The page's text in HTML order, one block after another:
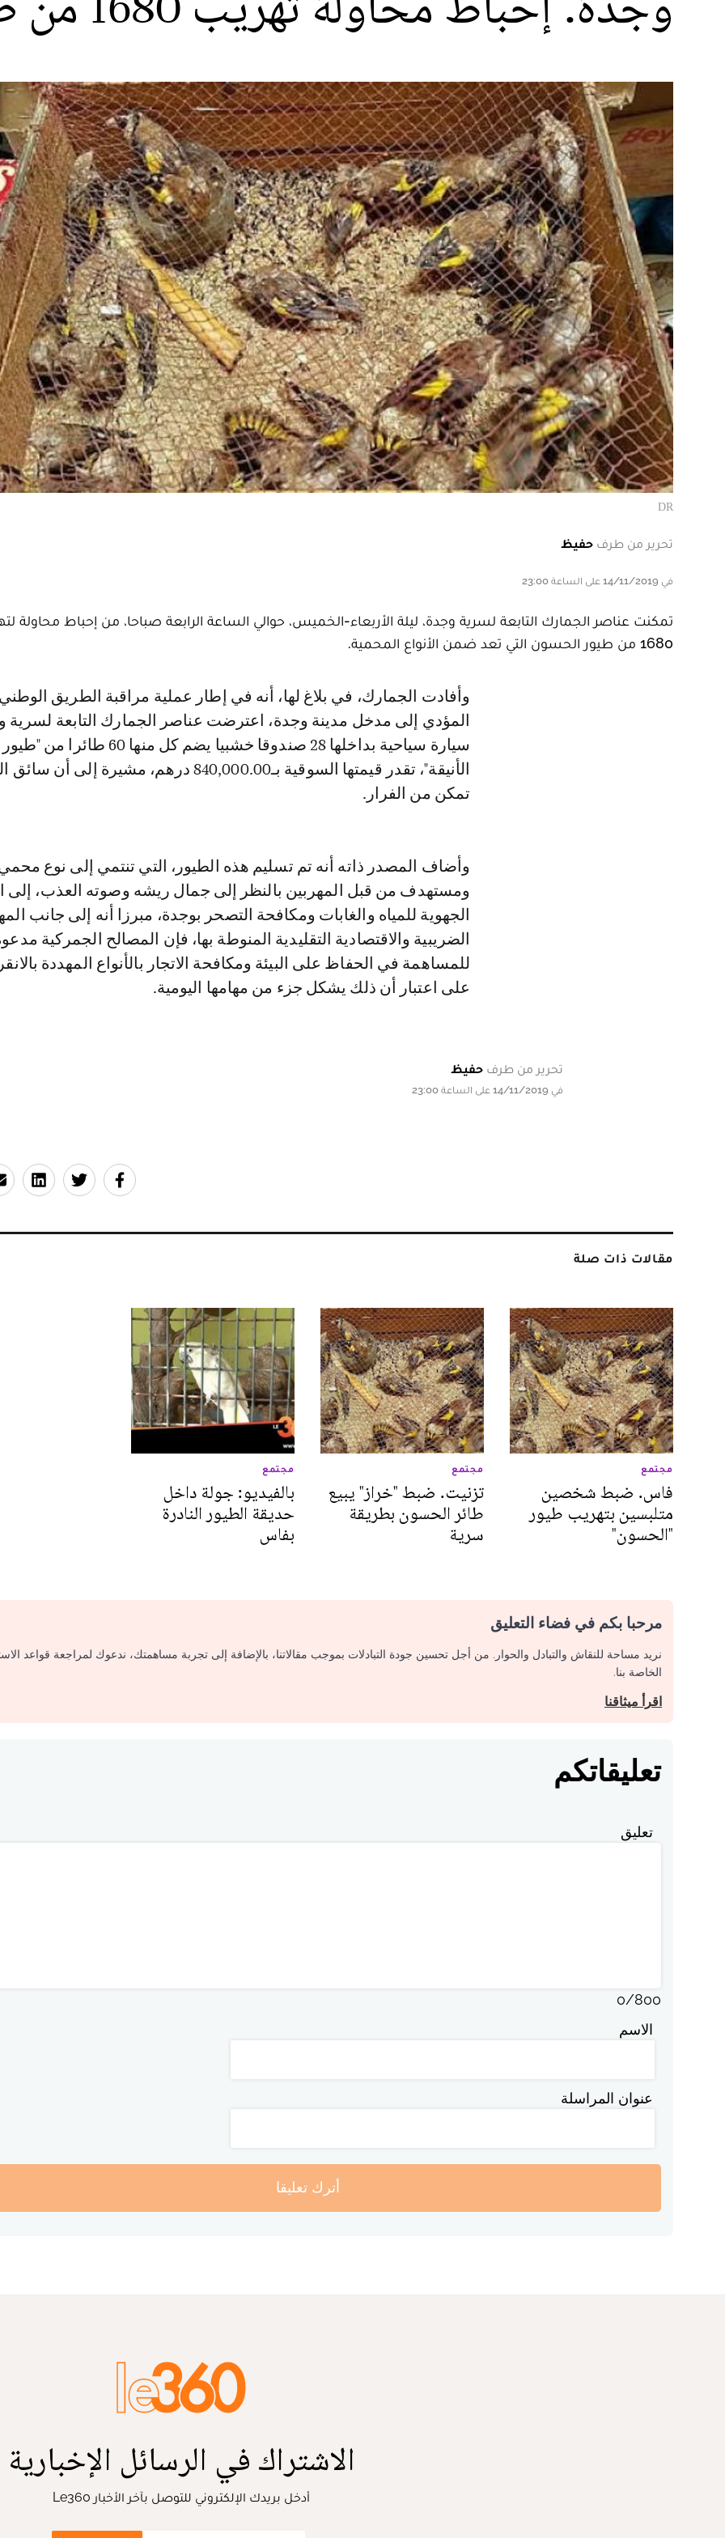
DR
تحرير من طرف حفيظ
في 14/11/2019 على الساعة 23:00
تمكنت عناصر الجمارك التابعة لسرية وجدة، ليلة الأربعاء-الخميس، حوالي الساعة الرابعة صباحا، من إحباط محاولة
1680 من طيور الحسون التي تعد ضمن الأنواع المحمية.
وأفادت الجمارك، في بلاغ لها، أنه في إطار عملية مراقبة الطريق الوطني رقم 6
المؤدي إلى مدخل مدينة وجدة، اعترضت عناصر الجمارك التابعة لسرية
سيارة سياحية بداخلها 28 صندوقا خشبيا يضم كل
الأنيقة"، تقدر قيمتها السوقية بـ840,000.00 درهم، مشيرة إلى
تمكن من الفرار.
وأضاف المصدر ذاته أنه تم تسليم هذه الطيور، التي تنتمي إلى نوع
ومستهدف من قبل المهربين بالنظر إلى جمال ريشه وصوته العذب، إلى
الجهوية للمياه والغابات ومكافحة التصحر بوجدة، مبرزا أنه إلى جانب
الضريبية والاقتصادية التقليدية المنوطة بها، فإن المصالح الجمركية
للمساهمة في الحفاظ على البيئة ومكافحة الاتجار بالأنواع المهددة
على اعتبار أن ذلك يشكل جزء من مهامها اليومية.
تحرير من طرف حفيظ
في 14/11/2019 على الساعة 23:00
مقالات ذات صلة
مجتمع
فاس. ضبط شخصين
متلبسين بتهريب طيور
"الحسون"
مجتمع
تزنيت. ضبط "خراز" يبيع
طائر الحسون بطريقة
سرية
مجتمع
بالفيديو: جولة داخل
حديقة الطيور النادرة
بفاس
مرحبا بكم في فضاء التعليق
نريد مساحة للنقاش والتبادل والحوار. من أجل تحسين جودة التبادلات بموجب مقالاتنا، بالإضافة إلى تجربة مساهمتك، ندعوك لمراجعة قواعد
الخاصة بنا.
اقرأ ميثاقنا
تعليقاتكم
تعليق
0/800
الاسم
عنوان المراسلة
أترك تعليقا
الاشتراك في الرسائل الإخبارية
أدخل بريدك الإلكتروني للتوصل بآخر الأخبار Le360